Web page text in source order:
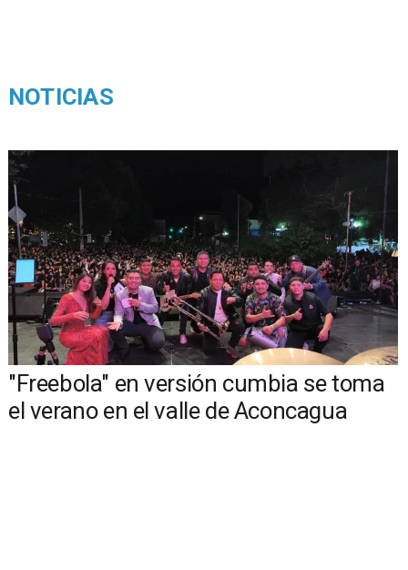
NOTICIAS
"Freebola" en versión cumbia se toma
el verano en el valle de Aconcagua